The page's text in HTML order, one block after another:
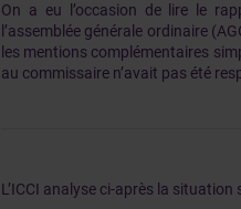
On a eu l’occasion de lire le
l’assemblée générale ordinaire
les mentions complémentaires
au commissaire n’avait pas été
L’ICCI analyse ci-après la